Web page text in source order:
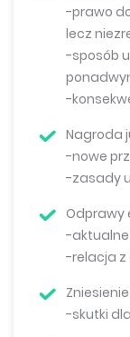
-prawo
lecz
-sposób
-
Nagroda
-nowe
-zasady
Odprawy
-aktualne
-relacja z
-skutki